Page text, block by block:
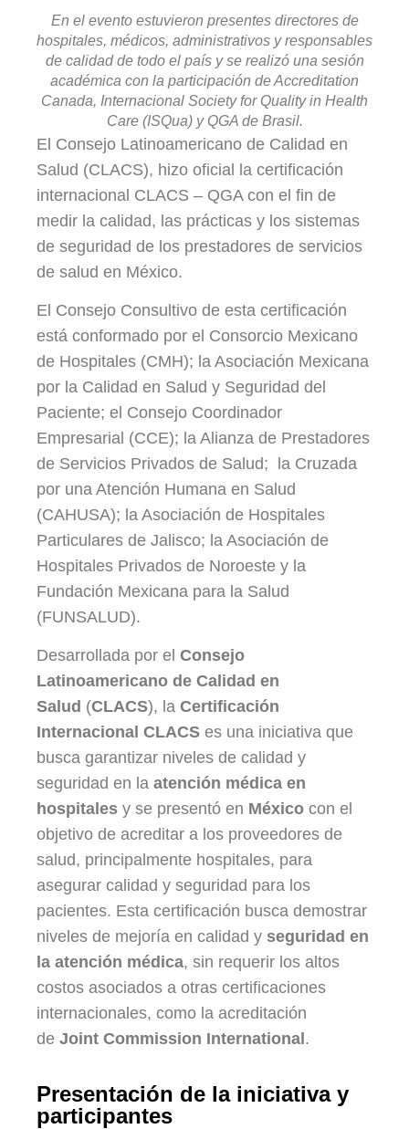
En el evento estuvieron presentes directores de
hospitales, médicos, administrativos y responsables
de calidad de todo el país y se realizó una sesión
académica con la participación de Accreditation
Canada, Internacional Society for Quality in Health
Care (ISQua) y QGA de Brasil.
El Consejo Latinoamericano de Calidad en
Salud (CLACS), hizo oficial la certificación
internacional CLACS – QGA con el fin de
medir la calidad, las prácticas y los sistemas
de seguridad de los prestadores de servicios
de salud en México.
El Consejo Consultivo de esta certificación
está conformado por el Consorcio Mexicano
de Hospitales (CMH); la Asociación Mexicana
por la Calidad en Salud y Seguridad del
Paciente; el Consejo Coordinador
Empresarial (CCE); la Alianza de Prestadores
de Servicios Privados de Salud; la Cruzada
por una Atención Humana en Salud
(CAHUSA); la Asociación de Hospitales
Particulares de Jalisco; la Asociación de
Hospitales Privados de Noroeste y la
Fundación Mexicana para la Salud
(FUNSALUD).
Desarrollada por el Consejo
Latinoamericano de Calidad en
Salud (CLACS), la Certificación
Internacional CLACS es una iniciativa que
busca garantizar niveles de calidad y
seguridad en la atención médica en
hospitales y se presentó en México con el
objetivo de acreditar a los proveedores de
salud, principalmente hospitales, para
asegurar calidad y seguridad para los
pacientes. Esta certificación busca demostrar
niveles de mejoría en calidad y seguridad en
la atención médica, sin requerir los altos
costos asociados a otras certificaciones
internacionales, como la acreditación
de Joint Commission International .
Presentación de la iniciativa y
participantes